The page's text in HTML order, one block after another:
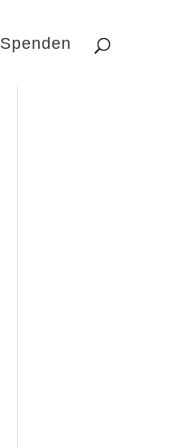
Spenden